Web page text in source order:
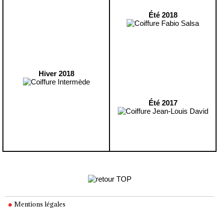
Hiver 2018
Été 2018
Été 2017
Mentions légales